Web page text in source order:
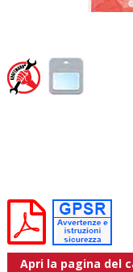
Apri la pagina del